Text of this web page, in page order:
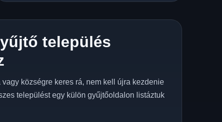
település
vagy községre keres rá, nem kell újra kezdenie
települést egy külön gyűjtőoldalon listáztuk